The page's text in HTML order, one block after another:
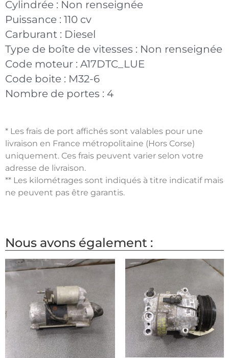
Cylindrée : Non renseignée
Puissance : 110 cv
Carburant : Diesel
Type de boîte de vitesses : Non renseignée
Code moteur : A17DTC_LUE
Code boite : M32-6
Nombre de portes : 4
* Les frais de port affichés sont valables pour une
livraison en France métropolitaine (Hors Corse)
uniquement. Ces frais peuvent varier selon votre
adresse de livraison.
** Les kilométrages sont indiqués à titre indicatif mais
ne peuvent pas être garantis.
Nous avons également :